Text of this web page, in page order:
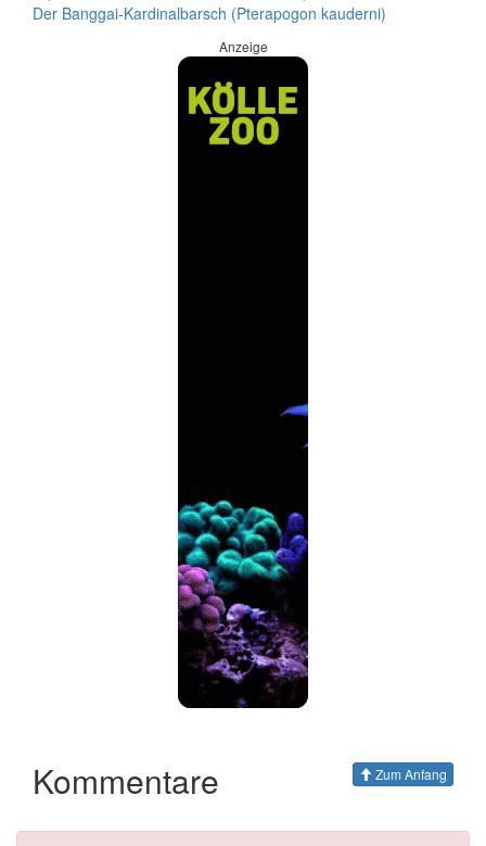
Der Banggai-Kardinalbarsch (Pterapogon kauderni)
Anzeige
Kommentare Zum Anfang